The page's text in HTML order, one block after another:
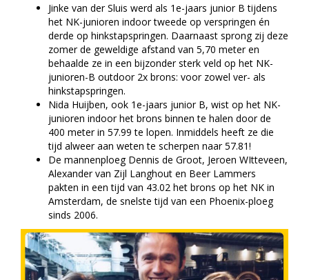
Jinke van der Sluis werd als 1e-jaars junior B tijdens
het NK-junioren indoor tweede op verspringen én
derde op hinkstapspringen. Daarnaast sprong zij deze
zomer de geweldige afstand van 5,70 meter en
behaalde ze in een bijzonder sterk veld op het NK-
junioren-B outdoor 2x brons: voor zowel ver- als
hinkstapspringen.
Nida Huijben, ook 1e-jaars junior B, wist op het NK-
junioren indoor het brons binnen te halen door de
400 meter in 57.99 te lopen. Inmiddels heeft ze die
tijd alweer aan weten te scherpen naar 57.81!
De mannenploeg Dennis de Groot, Jeroen WItteveen,
Alexander van Zijl Langhout en Beer Lammers
pakten in een tijd van 43.02 het brons op het NK in
Amsterdam, de snelste tijd van een Phoenix-ploeg
sinds 2006.